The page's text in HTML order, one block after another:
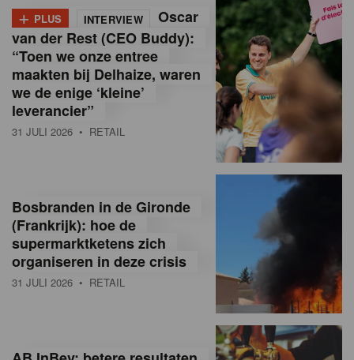
a
M
a
g
a
n
e
+ PLUS INTERVIEW
Oscar
van der Rest (CEO Buddy):
“Toen we onze entree
maakten bij Delhaize, waren
we de enige ‘kleine’
leverancier”
31 JULI 2026 • RETAIL
Bosbranden in de Gironde
(Frankrijk): hoe de
supermarktketens zich
organiseren in deze crisis
31 JULI 2026 • RETAIL